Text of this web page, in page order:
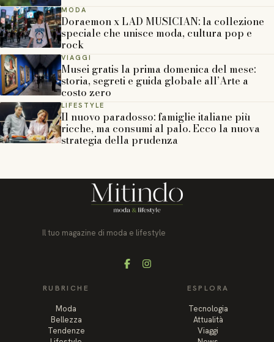
MODA
Doraemon x LAD MUSICIAN: la collezione
speciale che unisce moda, cultura pop e
rock
VIAGGI
Musei gratis la prima domenica del mese:
storia, segreti e guida globale all’Arte a
costo zero
LIFESTYLE
Il nuovo paradosso: famiglie italiane più
ricche, ma consumi al palo. Ecco la nuova
strategia della prudenza
Il tuo magazine di moda e lifestyle
FacebookInstagram
RUBRICHE
Moda
Bellezza
Tendenze
ESPLORA
Tecnologia
Attualità
Viaggi